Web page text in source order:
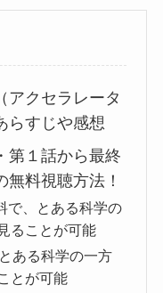
アクセラレータ
らすじや感想
第１話から最終
無料視聴方法！
で、とある科学の
ることが可能
ある科学の一方
とが可能